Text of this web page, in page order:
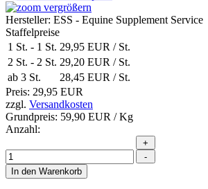
vergrößern
Hersteller: ESS - Equine Supplement Service
Staffelpreise
1 St. - 1 St. 29,95 EUR / St.
2 St. - 2 St. 29,20 EUR / St.
ab 3 St.
28,45 EUR / St.
Preis: 29,95 EUR
zzgl. Versandkosten
Grundpreis: 59,90 EUR / Kg
Anzahl: